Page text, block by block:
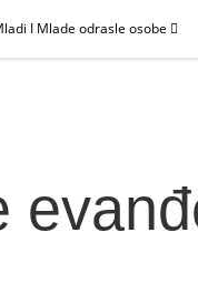
I Mlade odrasle osobe